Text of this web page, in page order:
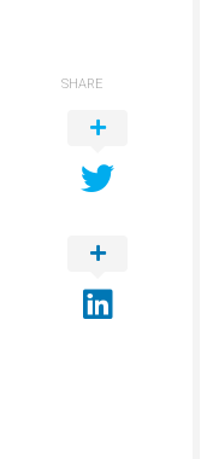
SHARE